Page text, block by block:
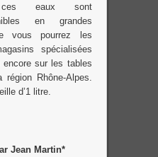
ces eaux sont
en grandes
vous pourrez les
spécialisées
sur les tables
Rhône-Alpes.
d’1 litre.
Jean Martin*